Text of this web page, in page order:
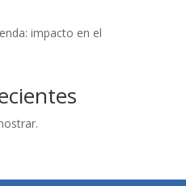
impacto en el